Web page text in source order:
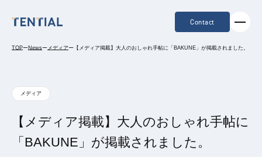
Contact
TOPーNewsーメディアー 【メディア掲載】大人のおしゃれ手帖に「BAKUNE」が掲載されました。
メディア
【メディア掲載】大人のおしゃれ手帖に
「BAKUNE」が掲載されました。